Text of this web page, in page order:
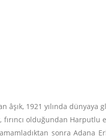
âşık, 1921 yılında
fırıncı olduğundan
sonra Adana